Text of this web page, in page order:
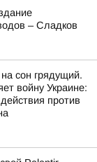
– Сладков
сон грядущий.
войну Украине:
против